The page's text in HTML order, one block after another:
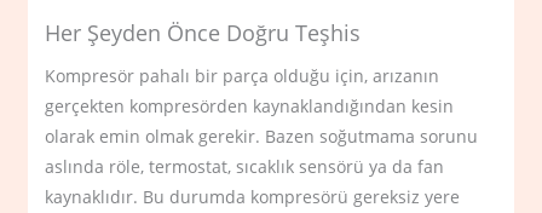
Her Şeyden Önce Doğru Teşhis
Kompresör pahalı bir parça olduğu için, arızanın
gerçekten kompresörden kaynaklandığından kesin
olarak emin olmak gerekir. Bazen soğutmama sorunu
aslında röle, termostat, sıcaklık sensörü ya da fan
kaynaklıdır. Bu durumda kompresörü gereksiz yere